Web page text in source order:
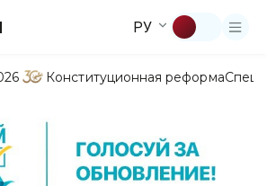
РУ
Конституционная реформа